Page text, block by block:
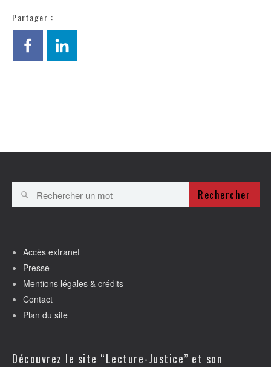
Partager :
Rechercher
Accès extranet
Presse
Mentions légales & crédits
Contact
Plan du site
Découvrez le site “Lecture-Justice” et son